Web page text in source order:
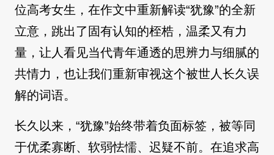
位高考女生，在作文中重新解读“犹豫”的全新
立意，跳出了固有认知的桎梏，温柔又有力
量，让人看见当代青年通透的思辨力与细腻的
共情力，也让我们重新审视这个被世人长久误
解的词语。
长久以来，“犹豫”始终带着负面标签，被等同
于优柔寡断、软弱怯懦、迟疑不前。在追求高